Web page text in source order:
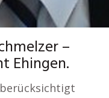
–
Ehingen.